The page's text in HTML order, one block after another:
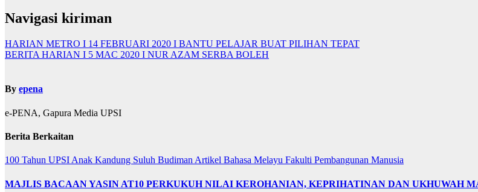
Navigasi kiriman
HARIAN METRO I 14 FEBRUARI 2020 I BANTU PELAJAR BUAT PILIHAN TEPAT
BERITA HARIAN I 5 MAC 2020 I NUR AZAM SERBA BOLEH
By epena
e-PENA, Gapura Media UPSI
Berita Berkaitan
100 Tahun UPSI Anak Kandung Suluh Budiman Artikel Bahasa Melayu Fakulti Pembangunan Manusia
MAJLIS BACAAN YASIN AT10 PERKUKUH NILAI KEROHANIAN, KEPRIHATINAN DAN UKHUWAH